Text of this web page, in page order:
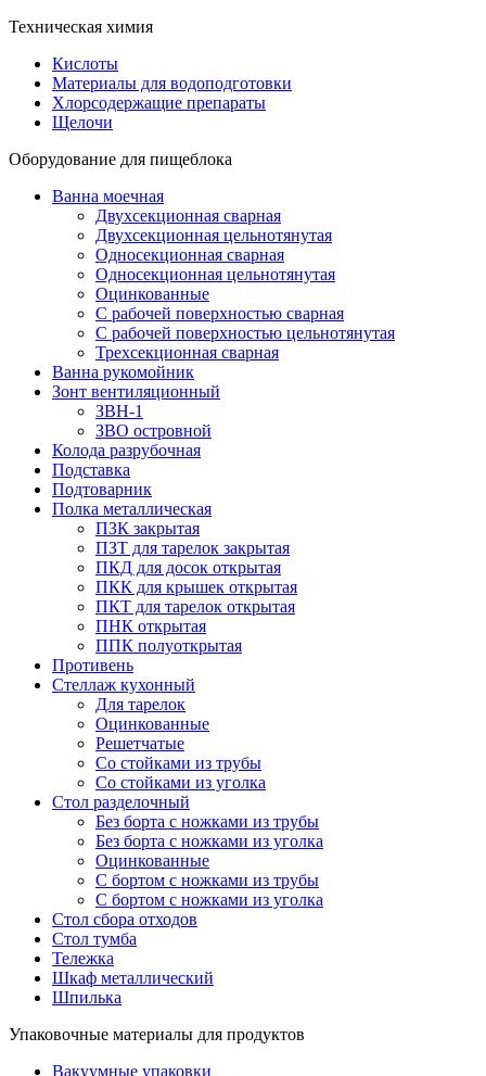
Техническая химия
Кислоты
Материалы для водоподготовки
Хлорсодержащие препараты
Щелочи
Оборудование для пищеблока
Ванна моечная
Двухсекционная сварная
Двухсекционная цельнотянутая
Односекционная сварная
Односекционная цельнотянутая
Оцинкованные
С рабочей поверхностью сварная
С рабочей поверхностью цельнотянутая
Трехсекционная сварная
Ванна рукомойник
Зонт вентиляционный
ЗВН-1
ЗВО островной
Колода разрубочная
Подставка
Подтоварник
Полка металлическая
ПЗК закрытая
ПЗТ для тарелок закрытая
ПКД для досок открытая
ПКК для крышек открытая
ПКТ для тарелок открытая
ПНК открытая
ППК полуоткрытая
Противень
Стеллаж кухонный
Для тарелок
Оцинкованные
Решетчатые
Со стойками из трубы
Со стойками из уголка
Стол разделочный
Без борта с ножками из трубы
Без борта с ножками из уголка
Оцинкованные
С бортом с ножками из трубы
С бортом с ножками из уголка
Стол сбора отходов
Стол тумба
Тележка
Шкаф металлический
Шпилька
Упаковочные материалы для продуктов
Вакуумные упаковки